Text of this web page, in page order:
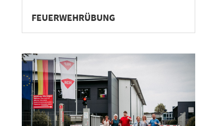
FEUERWEHRÜBUNG